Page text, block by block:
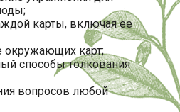
карты, включая ее
окружающих карт;
способы толкования
вопросов любой